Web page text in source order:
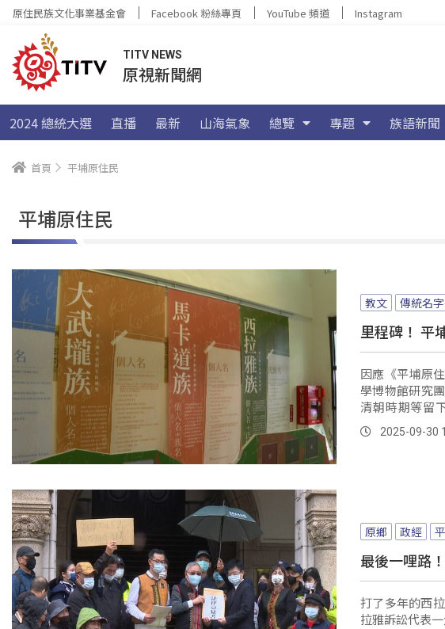
原住民族文化事業基金會 Facebook 粉絲專頁 YouTube 頻道 Instagram
TITV NEWS
原視新聞網
2024 總統大選 直播 最新 山海氣象 總覽 專題 族語新聞
首頁 平埔原住民
平埔原住民
教文 傳統名
里程碑！ 平
因應《平埔原
學博物館研究
清朝時期等留
壠、洪雅、馬
2025-09-30
原鄉 政經
最後一哩路
打了多年的西
拉雅訴訟代表